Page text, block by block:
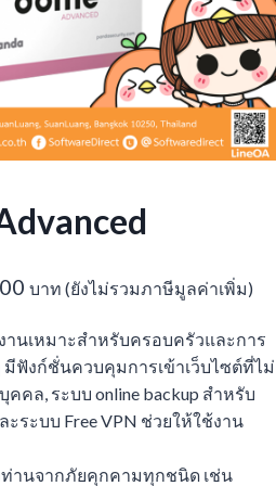
Price
฿4,148.00
through
฿10,150.00
บาท (ยังไม่รวมภาษีมูลค่าเพิ่ม)
นเหมาะสำหรับครอบครัวและการ
มีฟังก์ชั่นควบคุมการเข้าเว็บไซต์ที่ไม่
คล, ระบบ online backup สำหรับ
ระบบ Free VPN ช่วยให้ใช้งาน
นจากภัยคุกคามทุกชนิด เช่น